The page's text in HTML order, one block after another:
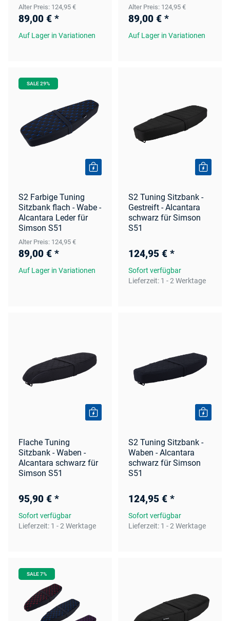
Alter Preis: 124,95 €
89,00 € *
Auf Lager in Variationen
Alter Preis: 124,95 €
89,00 € *
Auf Lager in Variationen
SALE 29%
S2 Farbige Tuning
Sitzbank flach - Wabe -
Alcantara Leder für
Simson S51
Alter Preis: 124,95 €
89,00 € *
Auf Lager in Variationen
S2 Tuning Sitzbank -
Gestreift - Alcantara
schwarz für Simson
S51
124,95 € *
Sofort verfügbar
Lieferzeit: 1 - 2 Werktage
Flache Tuning
Sitzbank - Waben -
Alcantara schwarz für
Simson S51
95,90 € *
Sofort verfügbar
Lieferzeit: 1 - 2 Werktage
S2 Tuning Sitzbank -
Waben - Alcantara
schwarz für Simson
S51
124,95 € *
Sofort verfügbar
Lieferzeit: 1 - 2 Werktage
SALE 7%